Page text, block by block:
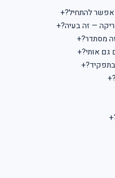
להתחיל?+
— זה בעיה?+
מסתדר?+
גם אותי?+
+
+
+